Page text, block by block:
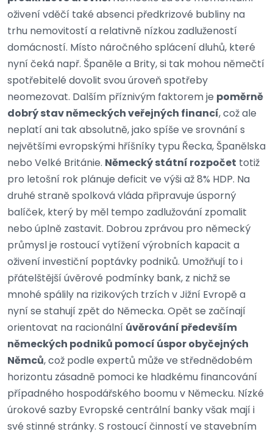
oživení vděčí také absenci předkrizové bubliny na
trhu nemovitostí a relativně nízkou zadlužeností
domácností. Místo náročného splácení dluhů, které
nyní čeká např. Španěle a Brity, si tak mohou němečtí
spotřebitelé dovolit svou úroveň spotřeby
neomezovat. Dalším příznivým faktorem je poměrně
dobrý stav německých veřejných financí, což ale
neplatí ani tak absolutně, jako spíše ve srovnání s
největšími evropskými hříšníky typu Řecka, Španělska
nebo Velké Británie. Německý státní rozpočet totiž
pro letošní rok plánuje deficit ve výši až 8% HDP. Na
druhé straně spolková vláda připravuje úsporný
balíček, který by měl tempo zadlužování zpomalit
nebo úplně zastavit. Dobrou zprávou pro německý
průmysl je rostoucí vytížení výrobních kapacit a
oživení investiční poptávky podniků. Umožňují to i
přátelštější úvěrové podmínky bank, z nichž se
mnohé spálily na rizikových trzích v Jižní Evropě a
nyní se stahují zpět do Německa. Opět se začínají
orientovat na racionální úvěrování především
německých podniků pomocí úspor obyčejných
Němců, což podle expertů může ve střednědobém
horizontu zásadně pomoci ke hladkému financování
případného hospodářského boomu v Německu. Nízké
úrokové sazby Evropské centrální banky však mají i
své stinné stránky. S rostoucí činností ve stavebním